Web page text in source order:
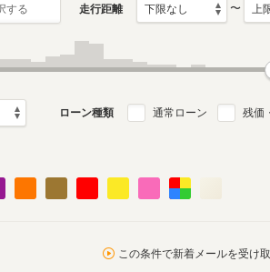
する 走行距離 〜
ローン種類 通常ローン 残価
この条件で新着メールを受け